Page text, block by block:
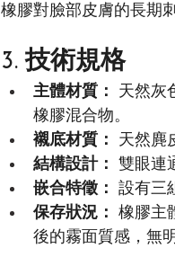
橡膠對臉部皮膚的長期
3. 技術規格
主體材質：
天然灰
橡膠混合物。
襯底材質：
天然麂
結構設計： 雙眼連
嵌合特徵： 設有三
保存狀況： 橡膠主
後的霧面質感，無